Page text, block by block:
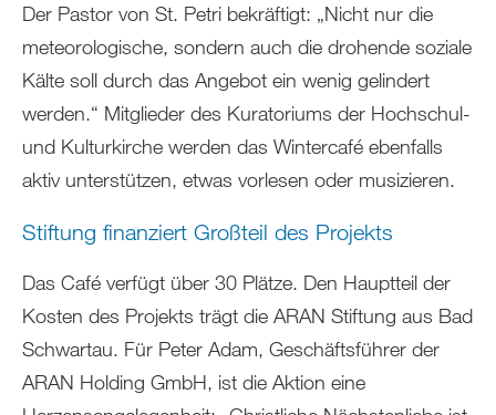
Der Pastor von St. Petri bekräftigt: „Nicht nur die
meteorologische, sondern auch die drohende soziale
Kälte soll durch das Angebot ein wenig gelindert
werden.“ Mitglieder des Kuratoriums der Hochschul-
und Kulturkirche werden das Wintercafé ebenfalls
aktiv unterstützen, etwas vorlesen oder musizieren.
Stiftung finanziert Großteil des Projekts
Das Café verfügt über 30 Plätze. Den Hauptteil der
Kosten des Projekts trägt die ARAN Stiftung aus Bad
Schwartau. Für Peter Adam, Geschäftsführer der
ARAN Holding GmbH, ist die Aktion eine